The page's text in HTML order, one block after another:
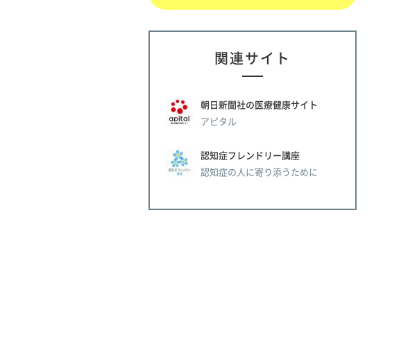
関連サイト
朝日新聞社の医療健康サイト
アピタル
認知症フレンドリー講座
認知症の人に寄り添うために